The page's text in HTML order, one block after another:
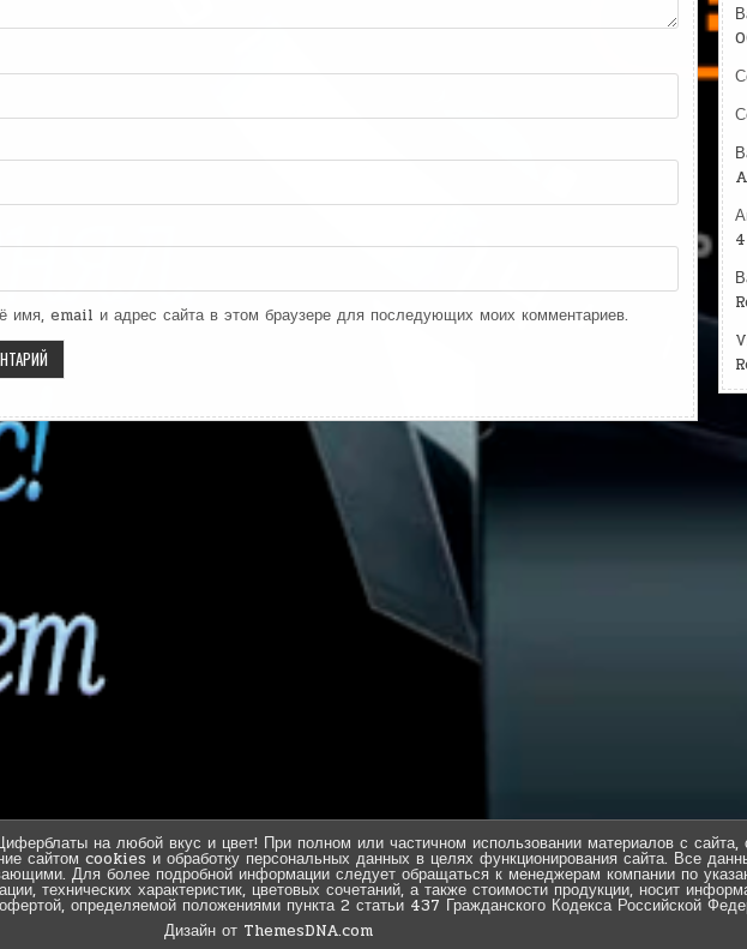
имя, email и адрес сайта в этом браузере для последующих моих комментариев.
4
на любой вкус и цвет! При полном или частичном использовании материалов с сайта,
сайтом cookies и обработку персональных данных в целях функционирования сайта. Все
Для более подробной информации следует обращаться к менеджерам компании по
технических характеристик, цветовых сочетаний, а также стоимости продукции, носит
определяемой положениями пункта 2 статьи 437 Гражданского Кодекса Российской
Дизайн от ThemesDNA.com